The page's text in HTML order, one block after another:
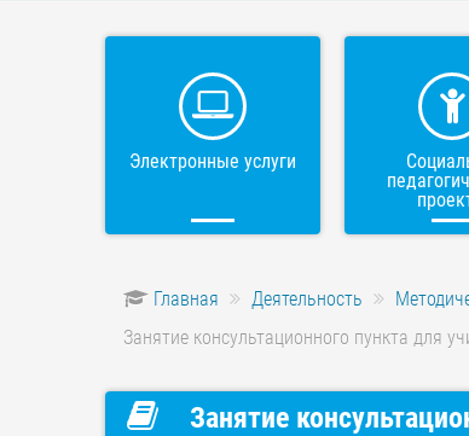
Электронные услуги
Главная Деятельность
Занятие консультационного пункта для
Занятие